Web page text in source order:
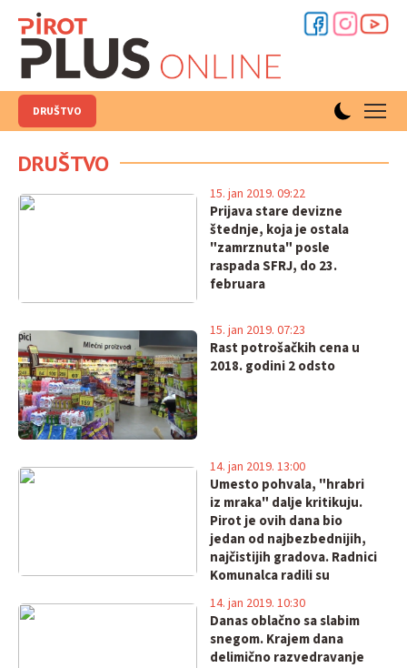
DRUŠTVO
DRUŠTVO
Prijava stare devizne
štednje, koja je ostala
"zamrznuta" posle
raspada SFRJ, do 23.
februara
15. jan 2019. 09:22
Rast potrošačkih cena u
2018. godini 2 odsto
15. jan 2019. 07:23
Umesto pohvala, "hrabri
iz mraka" dalje kritikuju.
Pirot je ovih dana bio
jedan od najbezbednijih,
najčistijih gradova. Radnici
Komunalca radili su
danonoćno!
14. jan 2019. 13:00
Danas oblačno sa slabim
snegom. Krajem dana
delimično razvedravanje
14. jan 2019. 10:30